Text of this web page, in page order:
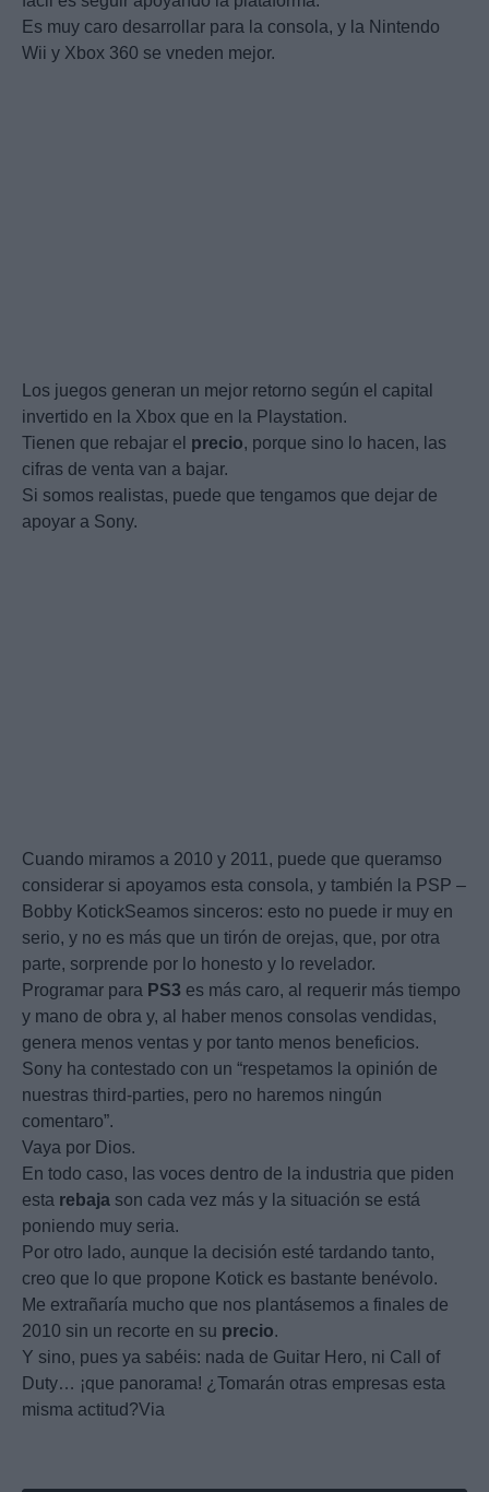
Es muy caro desarrollar para la consola, y la Nintendo
Wii y Xbox 360 se vneden mejor.
Los juegos generan un mejor retorno según el capital
invertido en la Xbox que en la Playstation.
Tienen que rebajar el precio, porque sino lo hacen, las
cifras de venta van a bajar.
Si somos realistas, puede que tengamos que dejar de
apoyar a Sony.
Cuando miramos a 2010 y 2011, puede que queramso
considerar si apoyamos esta consola, y también la PSP –
Bobby KotickSeamos sinceros: esto no puede ir muy en
serio, y no es más que un tirón de orejas, que, por otra
parte, sorprende por lo honesto y lo revelador.
Programar para PS3 es más caro, al requerir más tiempo
y mano de obra y, al haber menos consolas vendidas,
genera menos ventas y por tanto menos beneficios.
Sony ha contestado con un “respetamos la opinión de
nuestras third-parties, pero no haremos ningún
comentaro”.
Vaya por Dios.
En todo caso, las voces dentro de la industria que piden
esta rebaja son cada vez más y la situación se está
poniendo muy seria.
Por otro lado, aunque la decisión esté tardando tanto,
creo que lo que propone Kotick es bastante benévolo.
Me extrañaría mucho que nos plantásemos a finales de
2010 sin un recorte en su precio.
Y sino, pues ya sabéis: nada de Guitar Hero, ni Call of
Duty… ¡que panorama! ¿Tomarán otras empresas esta
misma actitud?Via